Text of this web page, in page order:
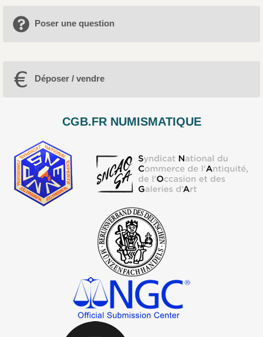
Poser une question
Déposer / vendre
CGB.FR NUMISMATIQUE